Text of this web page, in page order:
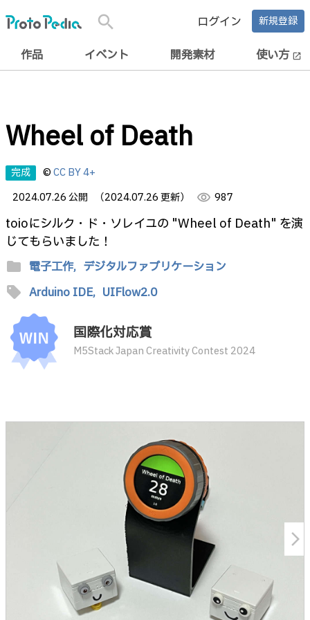
search ログイン 新規登録
作品 イベント 開発素材 使い方 open_in_new
Wheel of Death
完成 ©CC BY 4+
2024.07.26 公開
（2024.07.26 更新） visibility 987
toioにシルク・ド・ソレイユの "Wheel of Death" を演
じてもらいました！
folder 電子工作, デジタルファブリケーション
sell Arduino IDE, UIFlow2.0
国際化対応賞
M5Stack Japan Creativity Contest 2024
arrow_forward_ios